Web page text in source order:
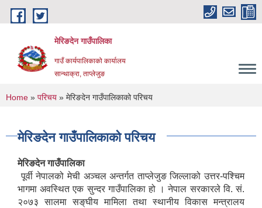
Skip to main content
मेरिङदेन गाउँपालिका
गाउँ कार्यपालिकाको कार्यालय
सान्थाक्रा, ताप्लेजुङ
You are here
Home » परिचय » मेरिङदेन गाउँपालिकाको परिचय
मेरिङदेन गाउँपालिकाको परिचय
मेरिङदेन गाउँपालिका
पूर्वी नेपालको मेची अञ्‍चल अन्तर्गत ताप्लेजुङ जिल्लाको उत्तर-पश्‍चिम
भागमा अवस्थित एक सुन्दर गाउँपालिका हो । नेपाल सरकारले वि. सं.
२०७३ सालमा सङ्‌घीय मामिला तथा स्थानीय विकास मन्‍त्रालय